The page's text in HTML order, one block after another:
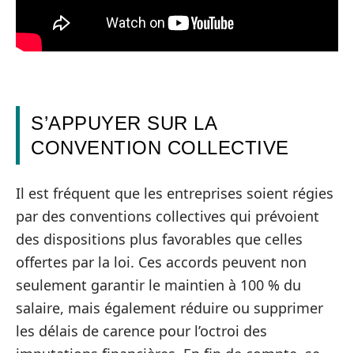
S’APPUYER SUR LA
CONVENTION COLLECTIVE
Il est fréquent que les entreprises soient régies
par des conventions collectives qui prévoient
des dispositions plus favorables que celles
offertes par la loi. Ces accords peuvent non
seulement garantir le maintien à 100 % du
salaire, mais également réduire ou supprimer
les délais de carence pour l’octroi des